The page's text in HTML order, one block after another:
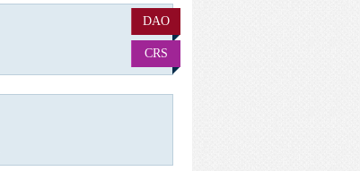
份
DAO
CRS